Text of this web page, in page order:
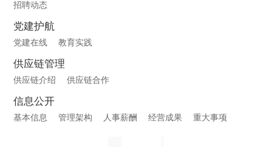
招聘动态
党建护航
党建在线 教育实践
供应链管理
供应链介绍 供应链合作
信息公开
基本信息 管理架构 人事薪酬 经营成果 重大事项